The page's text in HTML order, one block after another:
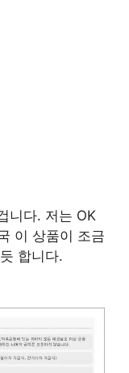
니다. 저는 OK
이 상품이 조금
합니다.